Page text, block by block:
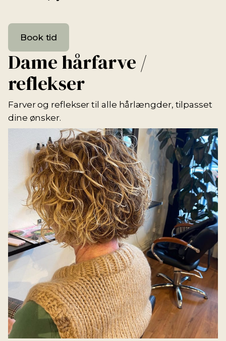
Book tid
Dame hårfarve /
reflekser
Farver og reflekser til alle hårlængder, tilpasset
dine ønsker.